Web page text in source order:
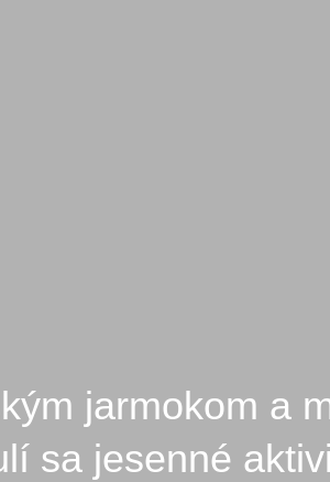
jarmokom a
sa jesenné